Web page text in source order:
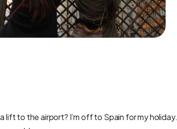
lift to the airport? I’m off to Spain for my holiday.